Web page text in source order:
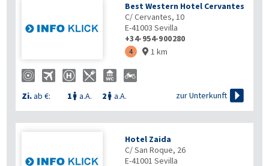
Best Western Hotel Cervantes
C/ Cervantes, 10
E-41003 Sevilla
+34-954-900280
4  1 km
Zi.ab €: 1  a.A. 2  a.A. zur Unterkunft 
Hotel Zaida
C/ San Roque, 26
E-41001 Sevilla